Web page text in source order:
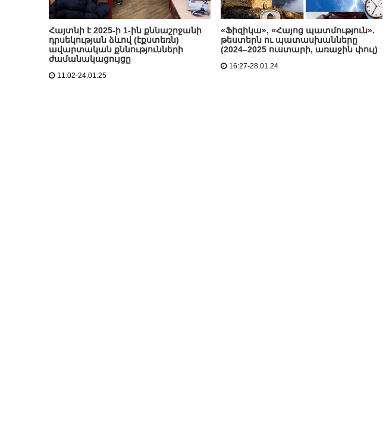
Հայտնի է 2025-ի 1-ին քննաշրջանի
դրսեկության ձևով (էքստեռն)
ավարտական քննությունների
ժամանակացույցը
11:02-24.01.25
«Ֆիզիկա», «Հայոց պատմություն».
թեստերն ու պատասխանները
(2024–2025 ուստարի, առաջին փուլ)
16:27-28.01.24